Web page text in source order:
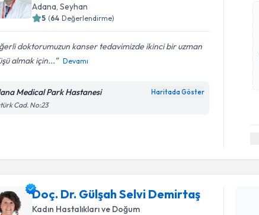
Adana, Seyhan
5 (64 Değerlendirme)
doktorumuzun kanser tedavimizde ikinci bir uzman
almak için...
Devamı
Medical Park Hastanesi Haritada Göster
Cad. No:23
Doç. Dr. Gülşah Selvi Demirtaş
Kadın Hastalıkları ve Doğum